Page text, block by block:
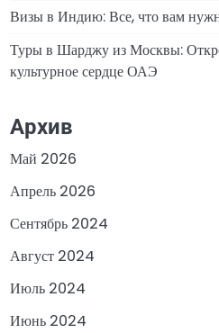
Визы в Индию: Все, что вам
Туры в Шарджу из Москвы:
культурное сердце ОАЭ
Архив
Май 2026
Апрель 2026
Сентябрь 2024
Август 2024
Июль 2024
Июнь 2024